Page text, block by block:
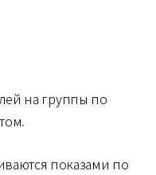
на группы по
показами по